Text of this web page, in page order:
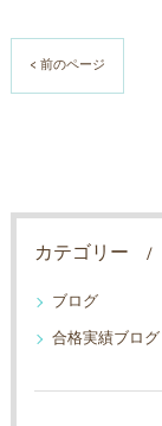
< 前のページ
カテゴリー
ブログ
合格実績ブログ